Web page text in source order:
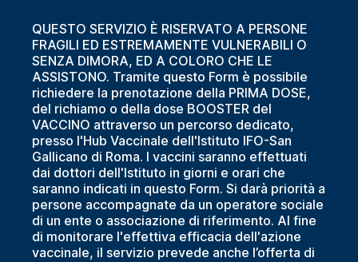
QUESTO SERVIZIO È RISERVATO A PERSONE
FRAGILI ED ESTREMAMENTE VULNERABILI O
SENZA DIMORA, ED A COLORO CHE LE
ASSISTONO. Tramite questo Form è possibile
richiedere la prenotazione della PRIMA DOSE,
del richiamo o della dose BOOSTER del
VACCINO attraverso un percorso dedicato,
presso l'Hub Vaccinale dell'Istituto IFO-San
Gallicano di Roma. I vaccini saranno effettuati
dai dottori dell'Istituto in giorni e orari che
saranno indicati in questo Form. Si darà priorità a
persone accompagnate da un operatore sociale
di un ente o associazione di riferimento. Al fine
di monitorare l'effettiva efficacia dell'azione
vaccinale, il servizio prevede anche l’offerta di